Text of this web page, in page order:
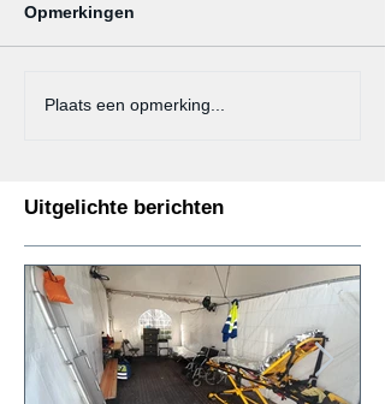
Opmerkingen
Plaats een opmerking...
Uitgelichte berichten